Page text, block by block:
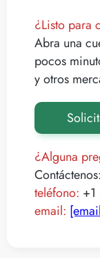
¿Listo para
Abra una
pocos
y otros
¿Alguna
Contáctenos:
teléfono:
email: